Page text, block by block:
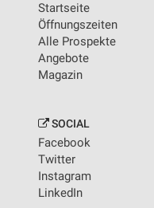
Startseite
Öffnungszeiten
Alle Prospekte
Angebote
Magazin
SOCIAL
Facebook
Twitter
Instagram
LinkedIn